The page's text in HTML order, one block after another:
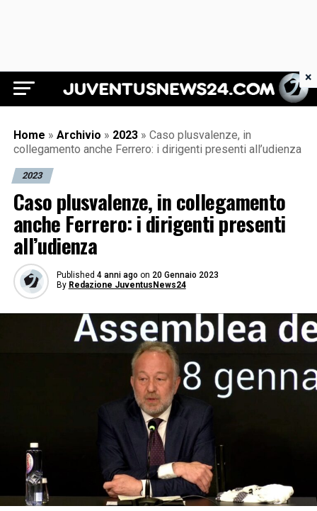
Juventus News 24
Home » Archivio » 2023 » Caso plusvalenze, in
collegamento anche Ferrero: i dirigenti presenti all’udienza
2023
Caso plusvalenze, in collegamento
anche Ferrero: i dirigenti presenti
all’udienza
Published 4 anni ago on 20 Gennaio 2023
By Redazione JuventusNews24
×